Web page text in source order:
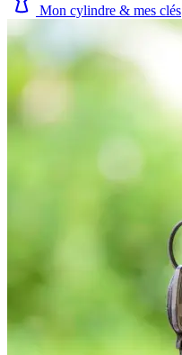
Mon cylindre & mes clés